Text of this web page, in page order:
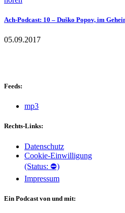
Ach-Podcast: 10 – Duško Popov, im
05.09.2017
Feeds:
mp3
Rechts-Links:
Datenschutz
Cookie-Einwilligung
(Status: ⛔)
Impressum
Ein Podcast von und mit: